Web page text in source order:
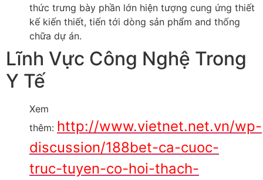
thức trưng bày phần lớn hiện tượng cung ứng thiết
kế kiến thiết, tiến tới dòng sản phẩm and thống
chữa dự án.
Lĩnh Vực Công Nghệ Trong
Y Tế
Xem
thêm: http://www.vietnet.net.vn/wp-
discussion/188bet-ca-cuoc-
truc-tuyen-co-hoi-thach-